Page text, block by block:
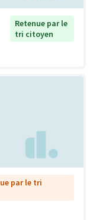
Retenue par le
tri citoyen
par le tri